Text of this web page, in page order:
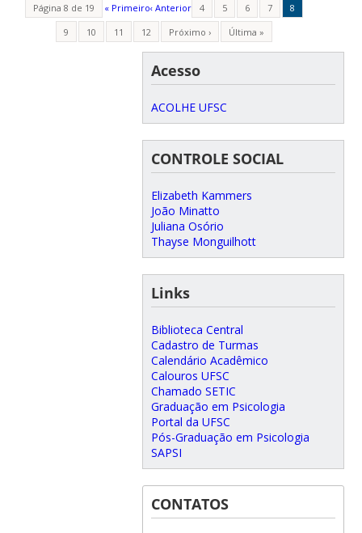
Página 8 de 19 « Primeiro‹ Anterior 4 5 6 7
8
9
10 11 12 Próximo › Última »
Acesso
ACOLHE UFSC
CONTROLE SOCIAL
Elizabeth Kammers
João Minatto
Juliana Osório
Thayse Monguilhott
Links
Biblioteca Central
Cadastro de Turmas
Calendário Acadêmico
Calouros UFSC
Chamado SETIC
Graduação em Psicologia
Portal da UFSC
Pós-Graduação em Psicologia
SAPSI
CONTATOS